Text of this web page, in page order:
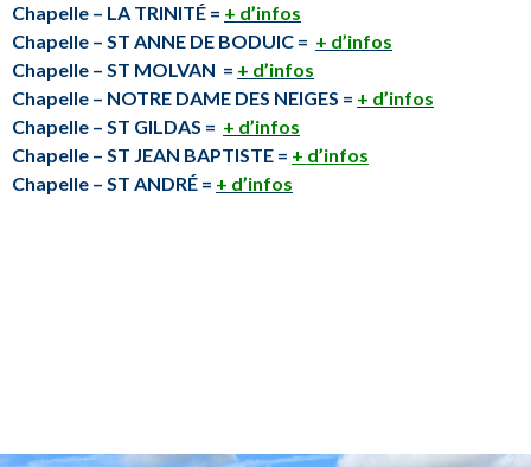
Chapelle – LA TRINITÉ = + d’infos
Chapelle – ST ANNE DE BODUIC = + d’infos
Chapelle – ST MOLVAN = + d’infos
Chapelle – NOTRE DAME DES NEIGES = + d’infos
Chapelle – ST GILDAS = + d’infos
Chapelle – ST JEAN BAPTISTE = + d’infos
Chapelle – ST ANDRÉ = + d’infos